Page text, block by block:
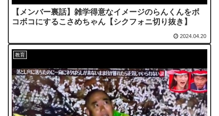
【メンバー裏話】雑学得意なイメージのらんくんをボ
コボコにするこさめちゃん【シクフォニ切り抜き】
2024.04.20
教育